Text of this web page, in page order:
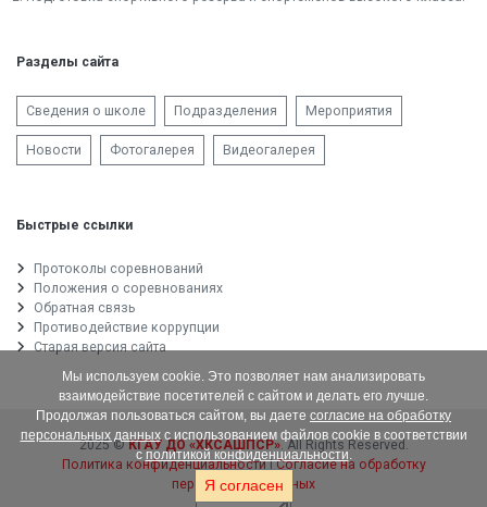
Разделы сайта
Сведения о школе Подразделения Мероприятия
Новости Фотогалерея Видеогалерея
Быстрые ссылки
Протоколы соревнований
Положения о соревнованиях
Обратная связь
Противодействие коррупции
Старая версия сайта
2025 ©КГАУ ДО «ХКСАШПСР». All Rights Reserved.
Политика конфиденциальности|Согласие на обработку
персональных данных
Мы используем cookie. Это позволяет нам анализировать
взаимодействие посетителей с сайтом и делать его лучше.
Продолжая пользоваться сайтом, вы даете согласие на обработку
персональных данныхс использованием файлов cookie в соответствии
с политикой конфиденциальности.
Я согласен